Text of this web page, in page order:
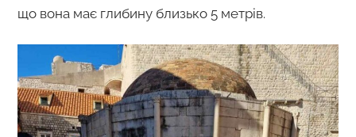
що вона має глибину близько 5 метрів.